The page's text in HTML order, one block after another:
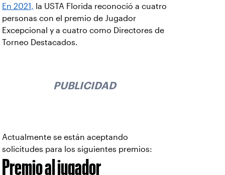
En 2021, la USTA Florida reconoció a cuatro
personas con el premio de Jugador
Excepcional y a cuatro como Directores de
Torneo Destacados.
PUBLICIDAD
Actualmente se están aceptando
solicitudes para los siguientes premios:
Premio al jugador